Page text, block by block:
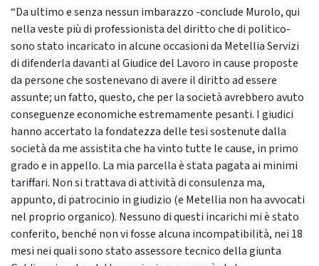
“Da ultimo e senza nessun imbarazzo -conclude Murolo, qui
nella veste più di professionista del diritto che di politico-
sono stato incaricato in alcune occasioni da Metellia Servizi
di difenderla davanti al Giudice del Lavoro in cause proposte
da persone che sostenevano di avere il diritto ad essere
assunte; un fatto, questo, che per la società avrebbero avuto
conseguenze economiche estremamente pesanti. I giudici
hanno accertato la fondatezza delle tesi sostenute dalla
società da me assistita che ha vinto tutte le cause, in primo
grado e in appello. La mia parcella è stata pagata ai minimi
tariffari. Non si trattava di attività di consulenza ma,
appunto, di patrocinio in giudizio (e Metellia non ha avvocati
nel proprio organico). Nessuno di questi incarichi mi è stato
conferito, benché non vi fosse alcuna incompatibilità, nei 18
mesi nei quali sono stato assessore tecnico della giunta